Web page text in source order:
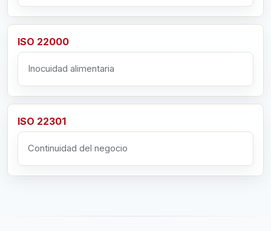
ISO 22000
Inocuidad alimentaria
ISO 22301
Continuidad del negocio